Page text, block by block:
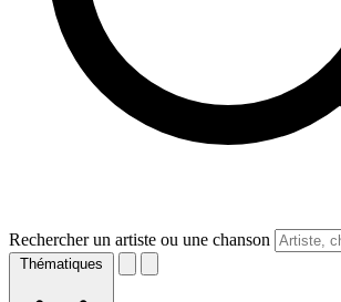
Rechercher un artiste ou une chanson
Thématiques